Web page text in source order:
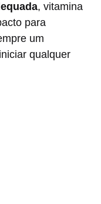
, vitamina
para
um
qualquer